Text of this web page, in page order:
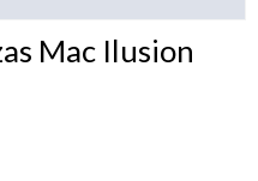
Mac Ilusion